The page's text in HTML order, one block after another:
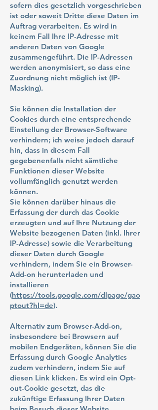
sofern dies gesetzlich vorgeschrieben
ist oder soweit Dritte diese Daten im
Auftrag verarbeiten. Es wird in
keinem Fall Ihre IP-Adresse mit
anderen Daten von Google
zusammengeführt. Die IP-Adressen
werden anonymisiert, so dass eine
Zuordnung nicht möglich ist (IP-
Masking).
Sie können die Installation der
Cookies durch eine entsprechende
Einstellung der Browser-Software
verhindern; ich weise jedoch darauf
hin, dass in diesem Fall
gegebenenfalls nicht sämtliche
Funktionen dieser Website
vollumfänglich genutzt werden
können.
Sie können darüber hinaus die
Erfassung der durch das Cookie
erzeugten und auf Ihre Nutzung der
Website bezogenen Daten (inkl. Ihrer
IP-Adresse) sowie die Verarbeitung
dieser Daten durch Google
verhindern, indem Sie ein Browser-
Add-on herunterladen und
installieren
(https://tools.google.com/dlpage/gao
ptout?hl=de).
Alternativ zum Browser-Add-on,
insbesondere bei Browsern auf
mobilen Endgeräten, können Sie die
Erfassung durch Google Analytics
zudem verhindern, indem Sie auf
diesen Link klicken. Es wird ein Opt-
out-Cookie gesetzt, das die
zukünftige Erfassung Ihrer Daten